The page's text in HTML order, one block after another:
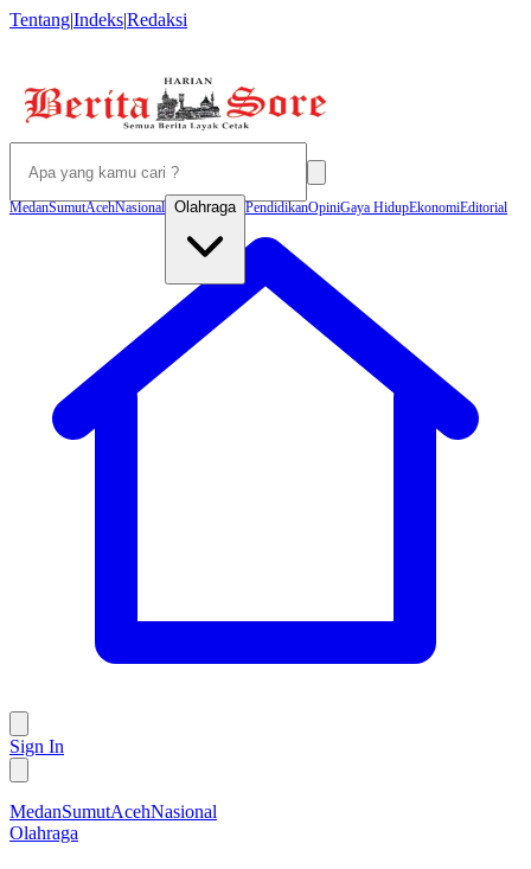
Tentang|Indeks|Redaksi
MedanSumutAcehNasional Olahraga PendidikanOpiniGaya HidupEkonomiEditorial
Sign In
MedanSumutAcehNasional
Olahraga